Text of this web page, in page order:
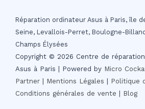
Réparation ordinateur Asus à Paris, île
Seine, Levallois-Perret, Boulogne-
Champs Élysées
Copyright © 2026 Centre de
Asus à Paris | Powered by Micro
Partner | Mentions Légales | Politique
Conditions générales de vente | Blog